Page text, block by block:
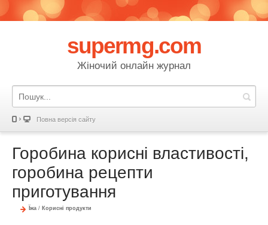
supermg.com
Жіночий онлайн журнал
Повна версія сайту
Горобина корисні властивості,
горобина рецепти
приготування
Їжа / Корисні продукти